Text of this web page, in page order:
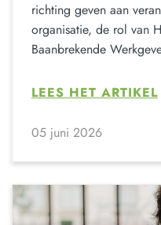
richting geven aan
organisatie, de rol van
Baanbrekende
LEES HET ARTIKEL
05 juni 2026